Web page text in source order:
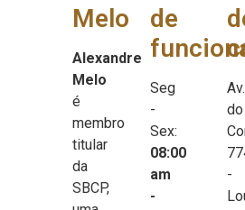
Melo
Alexandre
Melo
é
membro
titular
da
SBCP,
de
Seg
-
Sex:
08:00
am
-
Av.
do
-